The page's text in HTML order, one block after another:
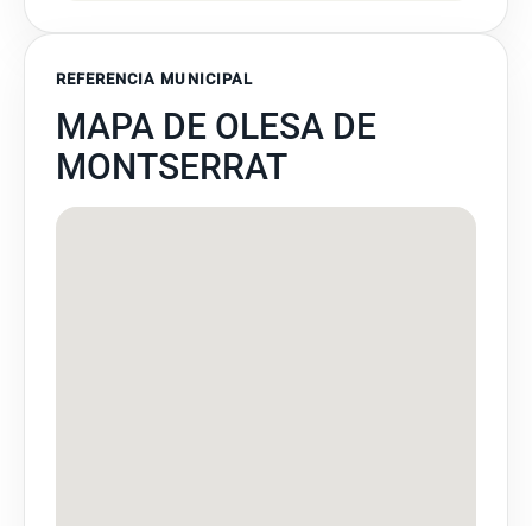
REFERENCIA MUNICIPAL
MAPA DE OLESA DE
MONTSERRAT